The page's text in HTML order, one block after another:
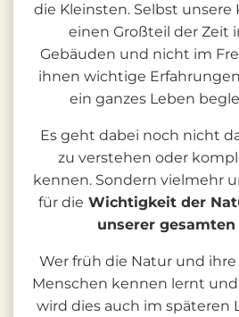
die Kleinsten. Selbst
einen Großteil der Zeit
Gebäuden und nicht im
ihnen wichtige
ein ganzes Leben
Es geht dabei noch nicht
zu verstehen oder
kennen. Sondern vielmehr
für die Wichtigkeit der
unserer
Wer früh die Natur und
Menschen kennen lernt
wird dies auch im späteren